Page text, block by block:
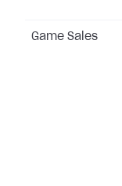
Game Sales